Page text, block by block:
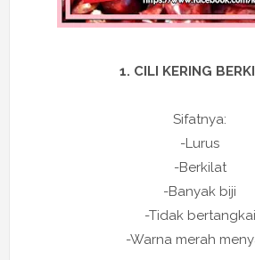
1. CILI KERING
Sifatnya:
-Lurus
-Berkilat
-Banyak biji
-Tidak bertangkai
-Warna merah